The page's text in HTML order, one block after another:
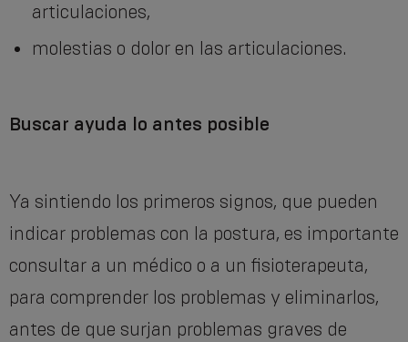
articulaciones,
molestias o dolor en las articulaciones.
Buscar ayuda lo antes posible
Ya sintiendo los primeros signos, que pueden
indicar problemas con la postura, es importante
consultar a un médico o a un fisioterapeuta,
para comprender los problemas y eliminarlos,
antes de que surjan problemas graves de